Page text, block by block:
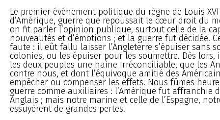
Le premier événement politique du règne de Louis
d’Amérique, guerre que repoussait le cœur droit du
on fit parler l’opinion publique, surtout celle de la
nouveautés et d’émotions ; et la guerre fut décidée.
faute : il eût fallu laisser l’Angleterre s’épuiser sans
colonies, ou les épuiser pour les soumettre. Dès lors,
les deux peuples une haine irréconciliable, que les
contre nous, et dont l’équivoque amitié des
empêcher ou compenser les effets. Nous fûmes
guerre comme auxiliaires : l’Amérique fut affranchie
Anglais ; mais notre marine et celle de l’Espagne,
essuyèrent de grandes pertes.